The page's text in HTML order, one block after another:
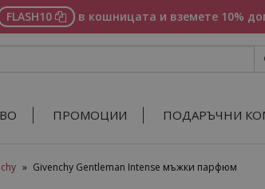
FLASH10 в кошницата и вземете 10%
ПРОМОЦИИ ПОДАРЪЧНИ
» Givenchy Gentleman Intense мъжки парфюм